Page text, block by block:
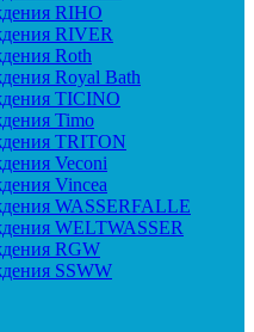
RIHO
RIVER
Roth
Royal Bath
TICINO
Timo
TRITON
Veconi
Vincea
WASSERFALLE
WELTWASSER
RGW
SSWW